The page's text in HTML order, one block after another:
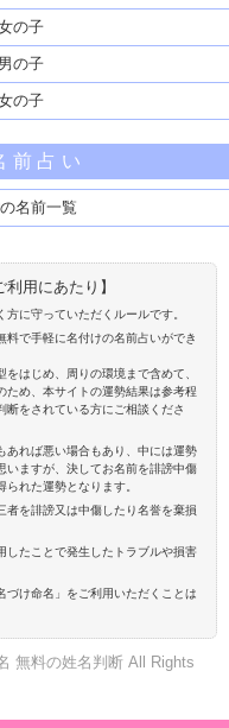
の子
の子
の子
前占い
名前一覧
用にあたり】
に守っていただくルールです。
料で手軽に名付けの名前占いができ
はじめ、周りの環境まで含めて、
ため、本サイトの運勢結果は参考程
断をされている方にご相談くださ
あれば悪い場合もあり、中には運勢
いますが、決してお名前を誹謗中傷
れた運勢となります。
者を誹謗又は中傷したり名誉を棄損
したことで発生したトラブルや損害
づけ命名」をご利用いただくことは
無料の姓名判断 All Rights